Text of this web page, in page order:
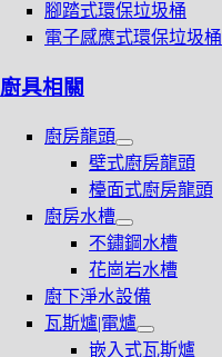
腳踏式環保垃圾桶
電子感應式環保垃圾桶
廚具相關
廚房龍頭
展
開
廚
房
龍
頭
壁式廚房龍頭
檯面式廚房龍頭
廚房水槽
展
開
廚
房
水
槽
不鏽鋼水槽
花崗岩水槽
廚下淨水設備
瓦斯爐|電爐
展
嵌入式瓦斯爐